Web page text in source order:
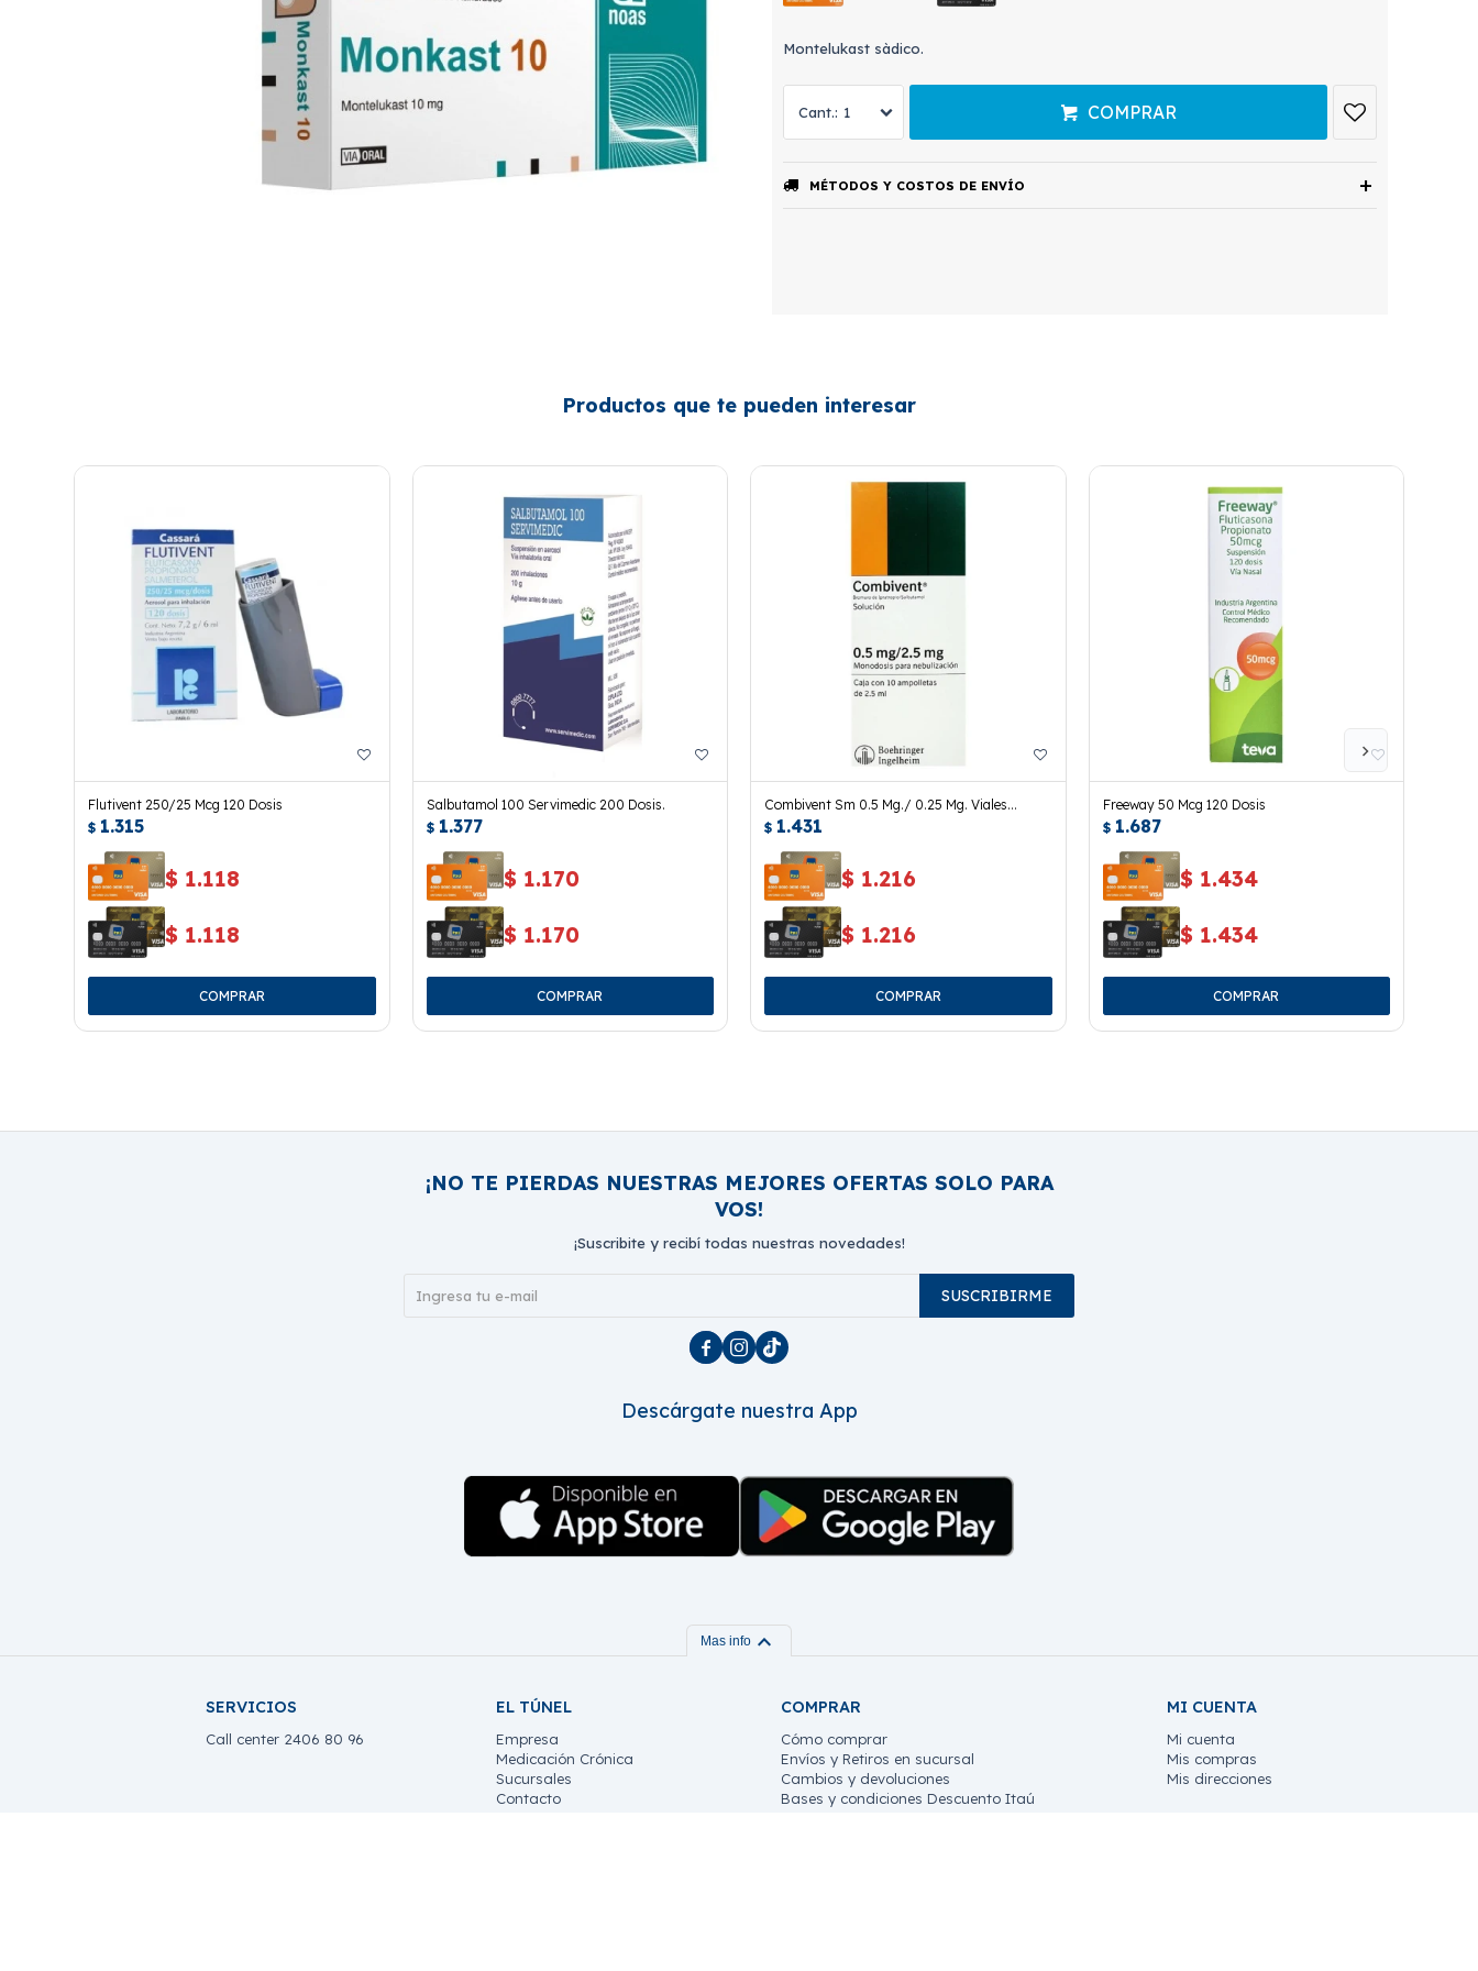
Montelukast sàdico.
1 COMPRAR
MÉTODOS Y COSTOS DE ENVÍO
Productos que te pueden interesar
Flutivent 250/25 Mcg 120 Dosis
$ 1.315
$ 1.118
$ 1.118
Salbutamol 100 Servimedic 200 Dosis.
$ 1.377
$ 1.170
$ 1.170
Combivent Sm 0.5 Mg./ 0.25 Mg. Viales
Monodosis
$ 1.431
$ 1.216
$ 1.216
Freeway 50 Mcg 120 Dosis
$ 1.687
$ 1.434
$ 1.434
¡NO TE PIERDAS NUESTRAS MEJORES OFERTAS SOLO PARA
VOS!
¡Suscribite y recibí todas nuestras novedades!
SUSCRIBIRME
  
Descárgate nuestra App
Mas info expand_more
SERVICIOS
Call center 2406 80 96
EL TÚNEL
Empresa
Medicación Crónica
Sucursales
Contacto
COMPRAR
Cómo comprar
Envíos y Retiros en sucursal
Cambios y devoluciones
Bases y condiciones Descuento Itaú
MI CUENTA
Mi cuenta
Mis compras
Mis direcciones